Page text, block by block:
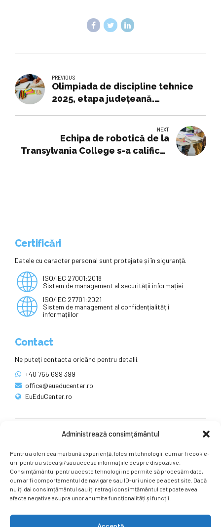
Administrează consimțământul
Pentru a oferi cea mai bună experiență, folosim tehnologii, cum ar fi cookie-
uri, pentru a stoca și/sau accesa informațiile despre dispozitive.
Consimțământul pentru aceste tehnologii ne permite să procesăm date,
cum ar fi comportamentul de navigare sau ID-uri unice pe acest site. Dacă
nu îți dai consimțământul sau îți retragi consimțământul dat poate avea
afecte negative asupra unor anumite funcționalități și funcții.
PREVIOUS
Olimpiada de discipline tehnice
2025, etapa județeană.
Agricultură, Mecanică, Protecția
mediului, Turism, Construcții,
NEXT
Echipa de robotică de la
Transylvania College s-a calificat
Certificări
Datele cu caracter personal sunt protejate și în siguranță.
ISO/IEC 27001:2018
Sistem de management al securității informației
ISO/IEC 27701:2021
Sistem de management al confidențialității
informațiilor
Contact
Ne puteți contacta oricând pentru detalii.
+40 765 699 399
office@eueducenter.ro
EuEduCenter.ro
Ne puteți găsi și pe rețelele sociale.